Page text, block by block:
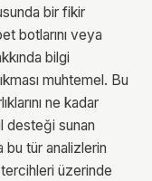
bir fikir
botlarını veya
bilgi
muhtemel. Bu
ne kadar
desteği sunan
bu tür analizlerin
üzerinde